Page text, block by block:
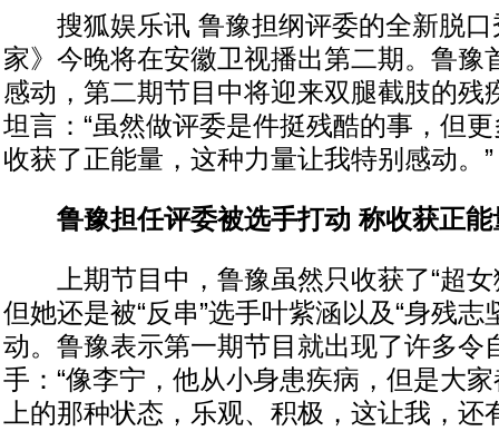
搜狐娱乐讯 鲁豫担纲评委的全新脱口
家》今晚将在安徽卫视播出第二期。鲁豫
感动，第二期节目中将迎来双腿截肢的残
坦言：“虽然做评委是件挺残酷的事，但
收获了正能量，这种力量让我特别感动。”
鲁豫担任评委被选手打动 称收获正能
上期节目中，鲁豫虽然只收获了“超女
但她还是被“反串”选手叶紫涵以及“身残志
动。鲁豫表示第一期节目就出现了许多令
手：“像李宁，他从小身患疾病，但是大
上的那种状态，乐观、积极，这让我，还